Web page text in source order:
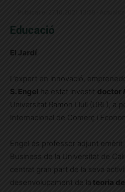
Educació
El Jardí
L’expert en innovació,
S. Engel
ha estat investit doctor
Universitat Ramon Llull (URL), a
Internacional de Comerç i
Engel és professor adjunt emèrit
Business de la Universitat de
centrat gran part de la seva
desenvolupament de la teoria